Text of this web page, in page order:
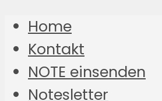
Home
Kontakt
NOTE einsenden
Notesletter